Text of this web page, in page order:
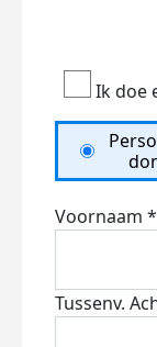
Ik doe
Voornaam *
Tussenv.